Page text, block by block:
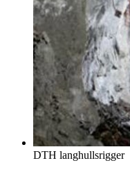
DTH langhullsrigger